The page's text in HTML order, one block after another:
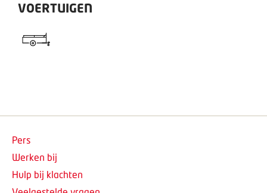
VOERTUIGEN
Pers
Werken bij
Hulp bij klachten